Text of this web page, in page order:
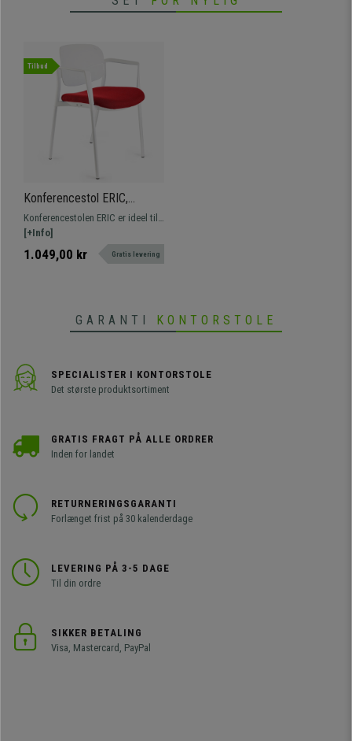
Tilbud
Konferencestol ERIC,
Komfortabel og Praktisk,
Stabelbar, Rød Farve
Konferencestolen ERIC er ideel til
komfortable sæder i venteværelser
eller mødelokaler. Fås med betræk
i forskellige farver.
[+Info]
1.049,00 kr Gratis levering
GARANTI KONTORSTOLE
SPECIALISTER I KONTORSTOLE
Det største produktsortiment
GRATIS FRAGT PÅ ALLE ORDRER
Inden for landet
RETURNERINGSGARANTI
Forlænget frist på 30 kalenderdage
LEVERING PÅ 3-5 DAGE
Til din ordre
SIKKER BETALING
Visa, Mastercard, PayPal